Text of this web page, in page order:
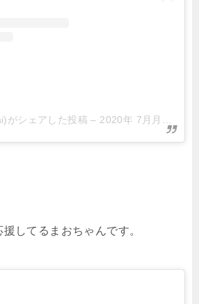
がシェアした投稿 – 2020年 7月月7日午前5時13分PDT
してるまおちゃんです。